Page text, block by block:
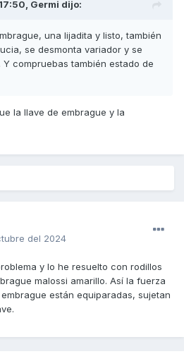
Germi dijo:
una lijadita y listo, también
se desmonta variador y se
compruebas también estado de
la llave de embrague y la
del 2024
y lo he resuelto con rodillos
malossi amarillo. Así la fuerza
están equiparadas, sujetan